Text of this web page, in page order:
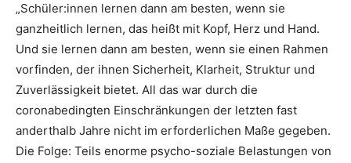
„Schüler:innen lernen dann am besten, wenn sie
ganzheitlich lernen, das heißt mit Kopf, Herz und Hand.
Und sie lernen dann am besten, wenn sie einen Rahmen
vorfinden, der ihnen Sicherheit, Klarheit, Struktur und
Zuverlässigkeit bietet. All das war durch die
coronabedingten Einschränkungen der letzten fast
anderthalb Jahre nicht im erforderlichen Maße gegeben.
Die Folge: Teils enorme psycho-soziale Belastungen von